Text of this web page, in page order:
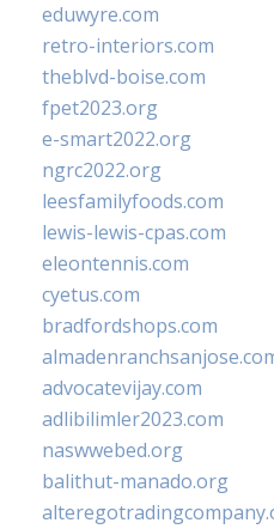
eduwyre.com
retro-interiors.com
theblvd-boise.com
fpet2023.org
e-smart2022.org
ngrc2022.org
leesfamilyfoods.com
lewis-lewis-cpas.com
eleontennis.com
cyetus.com
bradfordshops.com
advocatevijay.com
adlibilimler2023.com
naswwebed.org
balithut-manado.org